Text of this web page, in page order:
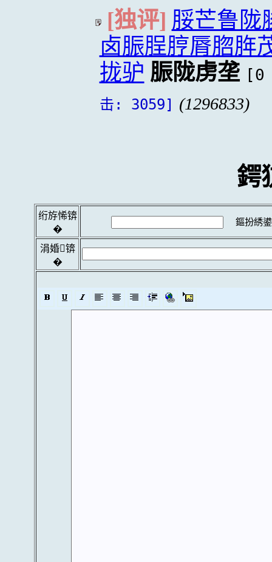
[独评] 脮芒鲁陇
卤脤脭脝脣脗脌
拢驴 脤陇虏垄
击: 3059] (1296833)
鍔
绗斿悕锛
�
鏂扮綉
涓婚锛
�